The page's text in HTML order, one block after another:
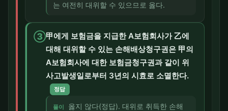
는 여전히 대위할 수 있으므로 옳다.
③甲에게 보험금을 지급한 A보험회사가 乙에
대해 대위할 수 있는 손해배상청구권은 甲의
A보험회사에 대한 보험금청구권과 같이 위
사고발생일로부터 3년의 시효로 소멸한다.
정답
풀이
옳지 않다(정답). 대위로 취득한 손해